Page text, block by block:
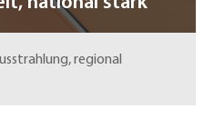
regional